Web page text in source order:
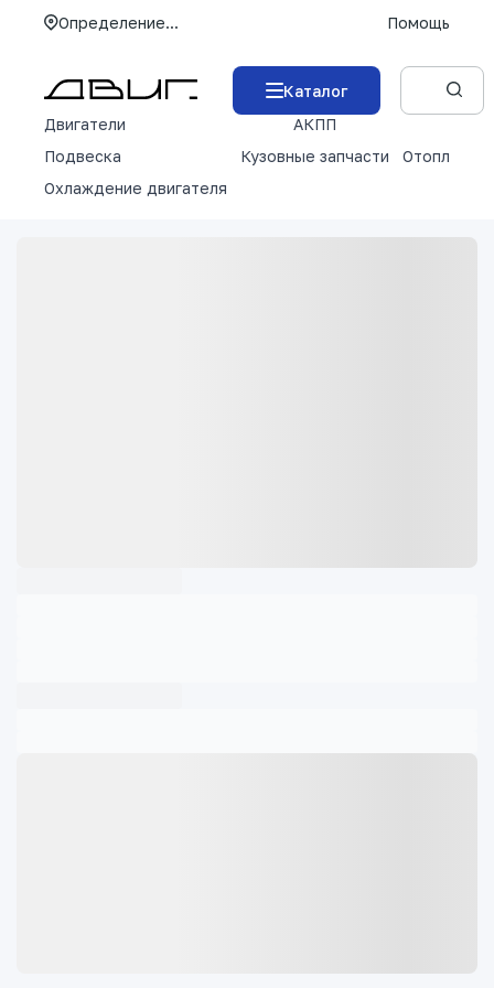
Определение... Помощь
Каталог
Двигатели
АКПП
Подвеска
Кузовные запчасти
Отопление
Охлаждение двигателя